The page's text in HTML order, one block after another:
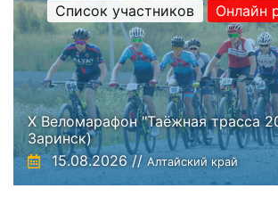
X Веломарафон "Таёжная трасса
Заринск)
15.08.2026 // Алтайский край
Список участников Онлайн